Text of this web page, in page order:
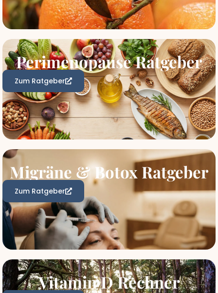
Perimenopause Ratgeber
Zum Ratgeber
Migräne & Botox Ratgeber
Zum Ratgeber
Vitamin D Rechner